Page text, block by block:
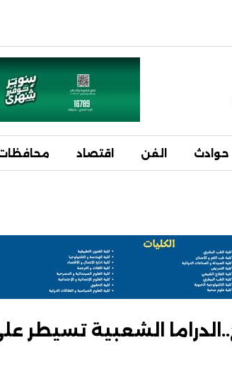
حوادث الفن اقتصاد
الشعبية تسيطر